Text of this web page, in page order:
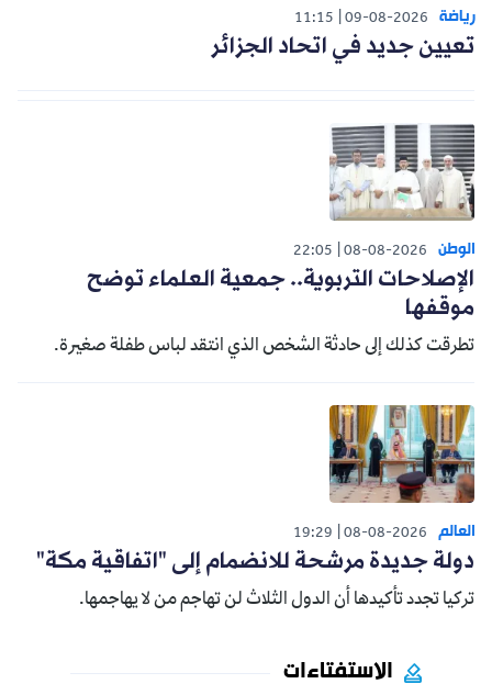
رياضة 09-08-2026
11:15
تعيين جديد في اتحاد الجزائر
الوطن 08-08-2026
22:05
الإصلاحات التربوية.. جمعية العلماء توضح
موقفها
تطرقت كذلك إلى حادثة الشخص الذي انتقد لباس طفلة صغيرة.
العالم 08-08-2026
19:29
دولة جديدة مرشحة للانضمام إلى "اتفاقية مكة"
تركيا تجدد تأكيدها أن الدول الثلاث لن تهاجم من لا يهاجمها.
الاستفتاءات